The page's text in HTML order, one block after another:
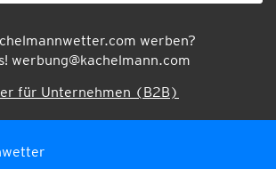
werben?
werbung@kachelmann.com
für Unternehmen (B2B)